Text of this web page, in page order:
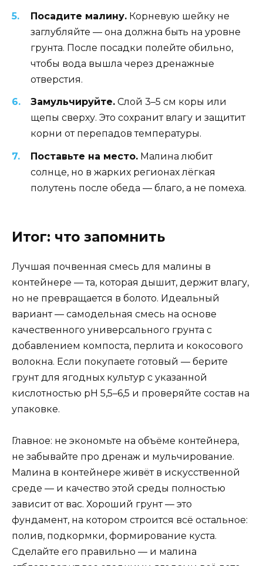
Посадите малину. Корневую шейку не
заглубляйте — она должна быть на уровне
грунта. После посадки полейте обильно,
чтобы вода вышла через дренажные
отверстия.
Замульчируйте. Слой 3–5 см коры или
щепы сверху. Это сохранит влагу и защитит
корни от перепадов температуры.
Поставьте на место. Малина любит
солнце, но в жарких регионах лёгкая
полутень после обеда — благо, а не помеха.
Итог: что запомнить
Лучшая почвенная смесь для малины в
контейнере — та, которая дышит, держит влагу,
но не превращается в болото. Идеальный
вариант — самодельная смесь на основе
качественного универсального грунта с
добавлением компоста, перлита и кокосового
волокна. Если покупаете готовый — берите
грунт для ягодных культур с указанной
кислотностью pH 5,5–6,5 и проверяйте состав на
упаковке.
Главное: не экономьте на объёме контейнера,
не забывайте про дренаж и мульчирование.
Малина в контейнере живёт в искусственной
среде — и качество этой среды полностью
зависит от вас. Хороший грунт — это
фундамент, на котором строится всё остальное:
полив, подкормки, формирование куста.
Сделайте его правильно — и малина